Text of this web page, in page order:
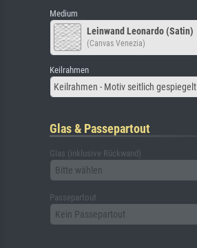
Medium
Leinwand Leonardo (Satin)
(Canvas Venezia)
Keilrahmen
Keilrahmen - Motiv seitlich gespiegelt
Glas & Passepartout
Glas (inklusive Rückwand)
Bitte wählen
Passepartout
Kein Passepartout